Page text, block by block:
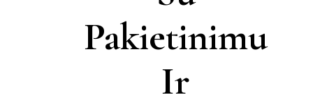
Pakietinimu
Ir